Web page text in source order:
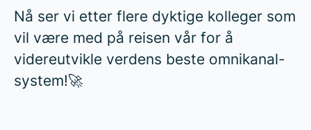
Nå ser vi etter flere dyktige kolleger som
vil være med på reisen vår for å
videreutvikle verdens beste omnikanal-
system!🚀